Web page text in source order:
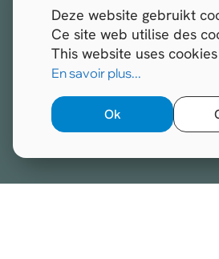
Deze website gebruikt
Ce site web utilise des
This website uses cookies
En savoir plus...
Ok